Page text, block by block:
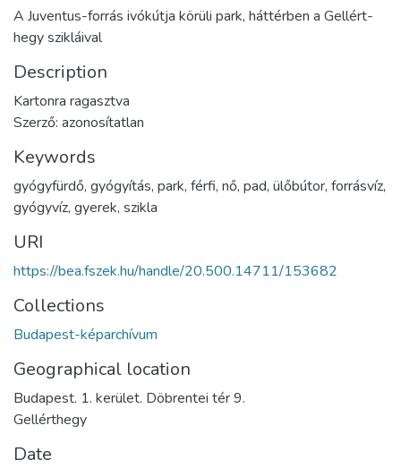
A Juventus-forrás ivókútja körüli park, háttérben a Gellért-
hegy szikláival
Description
Kartonra ragasztva
Szerző: azonosítatlan
Keywords
gyógyfürdő, gyógyítás, park, férfi, nő, pad, ülőbútor, forrásvíz,
gyógyvíz, gyerek, szikla
URI
https://bea.fszek.hu/handle/20.500.14711/153682
Collections
Budapest-képarchívum
Geographical location
Budapest. 1. kerület. Döbrentei tér 9.
Gellérthegy
Date